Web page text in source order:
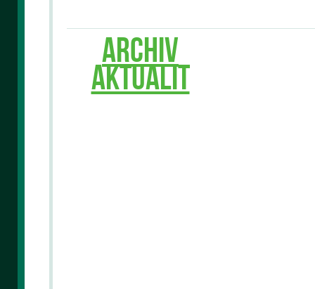
ARCHIV
AKTUALIT